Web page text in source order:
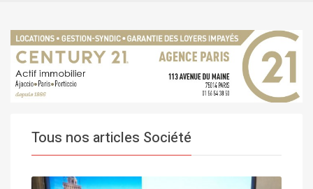
Tous nos articles Société